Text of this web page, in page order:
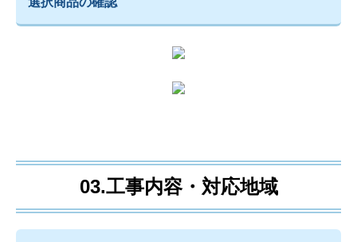
03.工事内容・対応地域